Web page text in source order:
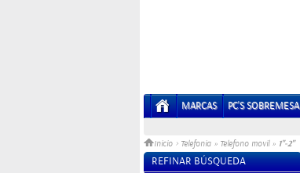
MARCAS PC'S SOBREMESA
Inicio > Telefonia » Telefono movil» 1"-2"
REFINAR BÚSQUEDA